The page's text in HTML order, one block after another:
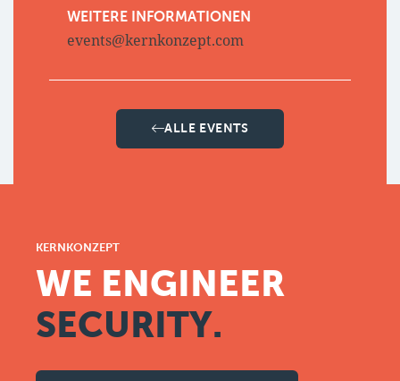
WEITERE INFORMATIONEN
events@kernkonzept.com
ALLE EVENTS
KERNKONZEPT
WE ENGINEER
SECURITY.